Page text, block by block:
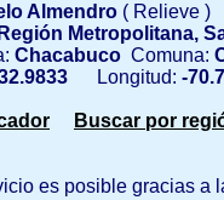
Almendro ( Relieve )
Metropolitana,
Chacabuco Comuna:
Longitud: -
Buscar por
es posible gracias a